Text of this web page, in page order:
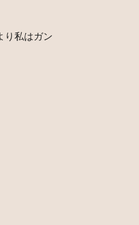
り私はガン